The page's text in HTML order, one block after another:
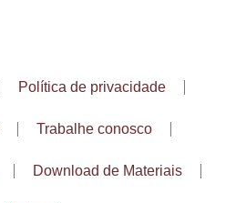
Política de privacidade
Trabalhe conosco
Download de Materiais